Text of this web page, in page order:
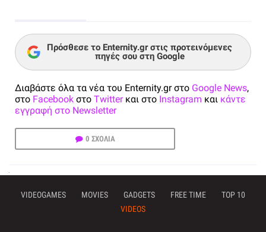
Πρόσθεσε το Enternity.gr στις προτεινόμενες
πηγές σου στη Google
Διαβάστε όλα τα νέα του Enternity.gr στο Google News,
στο Facebook στο Twitterκαι στο Instagram και κάντε
εγγραφή στο Newsletter
0 ΣΧΟΛΙΑ
VIDEOGAMES MOVIES GADGETS FREE TIME
TOP 10
VIDEOS